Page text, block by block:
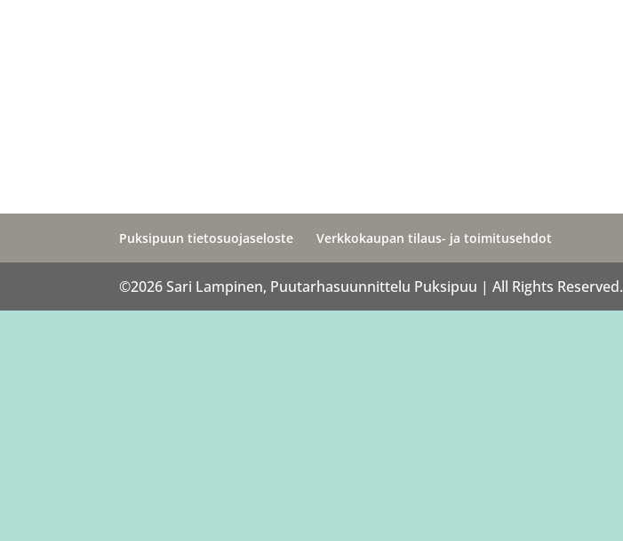
Puksipuun tietosuojaseloste Verkkokaupan tilaus- ja toimitusehdot
©2026 Sari Lampinen, Puutarhasuunnittelu Puksipuu | All Rights Reserved.